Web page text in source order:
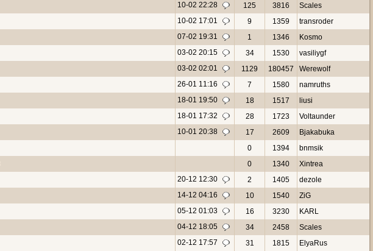
10-02 22:28 125 3816
Scales
10-02 17:01 9 1359
transroder
07-02 19:31 1 1346
Kosmo
03-02 20:15 34 1530
vasiliygf
03-02 02:01 1129 180457
Werewolf
26-01 11:16 7 1580
namruths
18-01 19:50 18 1517
liusi
18-01 17:32 28 1723
Voltaunder
10-01 20:38 17 2609
Bjakabuka
0 1394
bnmsik
0 1340
Xintrea
20-12 12:30 2 1405
dezole
14-12 04:16 10 1540
ZiG
05-12 01:03 16 3230
KARL
04-12 18:05 34 2458
Scales
02-12 17:57 31 1815 ElyaRus